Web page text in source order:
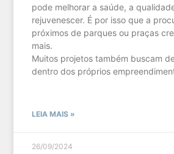
pode melhorar a saúde, a
rejuvenescer. É por isso que a
próximos de parques ou praças
mais.
Muitos projetos também buscam
dentro dos próprios
LEIA MAIS »
26/09/2024